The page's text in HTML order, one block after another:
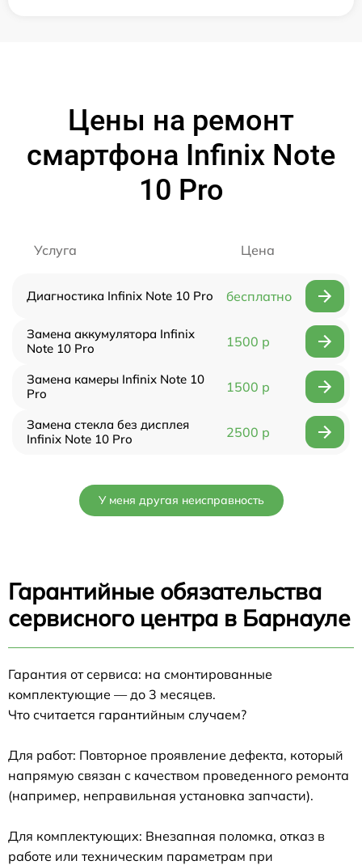
Цены на ремонт
смартфона Infinix Note
10 Pro
Услуга Цена
Диагностика Infinix Note 10 Pro бесплатно
Замена аккумулятора Infinix
Note 10 Pro
1500 р
Замена камеры Infinix Note 10
Pro
1500 р
Замена стекла без дисплея
Infinix Note 10 Pro
2500 р
У меня другая неисправность
Гарантийные обязательства
сервисного центра в Барнауле
Гарантия от сервиса: на смонтированные
комплектующие — до 3 месяцев.
Что считается гарантийным случаем?
Для работ: Повторное проявление дефекта, который
напрямую связан с качеством проведенного ремонта
(например, неправильная установка запчасти).
Для комплектующих: Внезапная поломка, отказ в
работе или техническим параметрам при